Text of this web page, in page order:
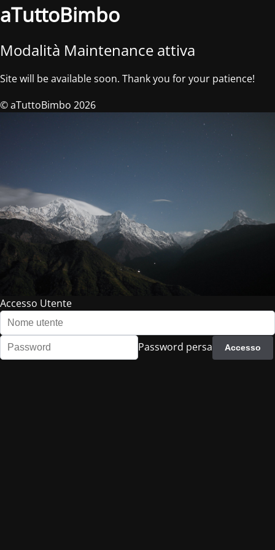
aTuttoBimbo
Modalità Maintenance attiva
Site will be available soon. Thank you for your patience!
© aTuttoBimbo 2026
Accesso Utente
Password persa